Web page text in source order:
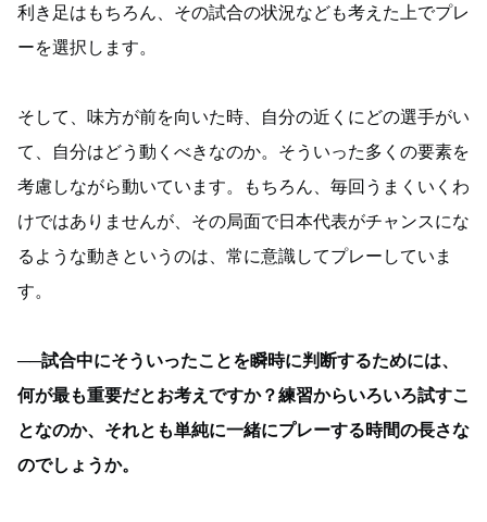
利き足はもちろん、その試合の状況なども考えた上でプレ
ーを選択します。
そして、味方が前を向いた時、自分の近くにどの選手がい
て、自分はどう動くべきなのか。そういった多くの要素を
考慮しながら動いています。もちろん、毎回うまくいくわ
けではありませんが、その局面で日本代表がチャンスにな
るような動きというのは、常に意識してプレーしていま
す。
──試合中にそういったことを瞬時に判断するためには、
何が最も重要だとお考えですか？練習からいろいろ試すこ
となのか、それとも単純に一緒にプレーする時間の長さな
のでしょうか。